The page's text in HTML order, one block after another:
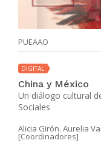
PUEAAO
DIGITAL
China y México
Un diálogo cultural
Sociales
Alicia Girón. Aurelia
[Coordinadores]